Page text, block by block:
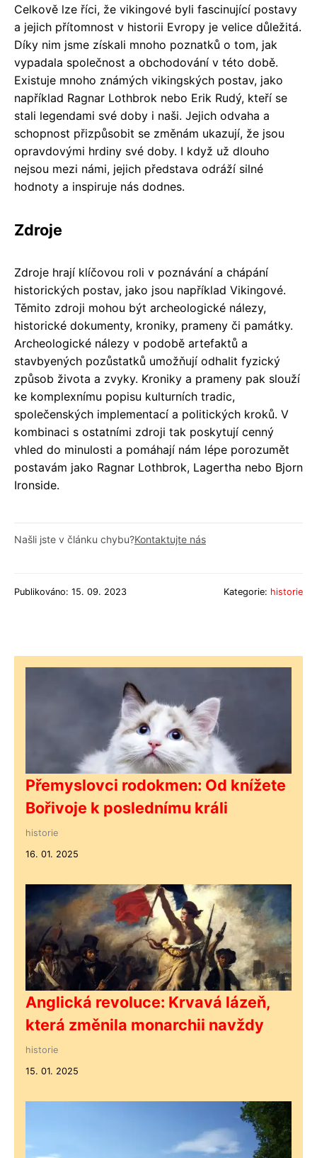
Celkově lze říci, že vikingové byli fascinující postavy
a jejich přítomnost v historii Evropy je velice důležitá.
Díky nim jsme získali mnoho poznatků o tom, jak
vypadala společnost a obchodování v této době.
Existuje mnoho známých vikingských postav, jako
například Ragnar Lothbrok nebo Erik Rudý, kteří se
stali legendami své doby i naši. Jejich odvaha a
schopnost přizpůsobit se změnám ukazují, že jsou
opravdovými hrdiny své doby. I když už dlouho
nejsou mezi námi, jejich představa odráží silné
hodnoty a inspiruje nás dodnes.
Zdroje
Zdroje hrají klíčovou roli v poznávání a chápání
historických postav, jako jsou například Vikingové.
Těmito zdroji mohou být archeologické nálezy,
historické dokumenty, kroniky, prameny či památky.
Archeologické nálezy v podobě artefaktů a
stavbyených pozůstatků umožňují odhalit fyzický
způsob života a zvyky. Kroniky a prameny pak slouží
ke komplexnímu popisu kulturních tradic,
společenských implementací a politických kroků. V
kombinaci s ostatními zdroji tak poskytují cenný
vhled do minulosti a pomáhají nám lépe porozumět
postavám jako Ragnar Lothbrok, Lagertha nebo Bjorn
Ironside.
Našli jste v článku chybu?Kontaktujte nás
Publikováno: 15. 09. 2023 Kategorie: historie
Přemyslovci rodokmen: Od knížete
Bořivoje k poslednímu králi
historie
16. 01. 2025
Anglická revoluce: Krvavá lázeň,
která změnila monarchii navždy
historie
15. 01. 2025